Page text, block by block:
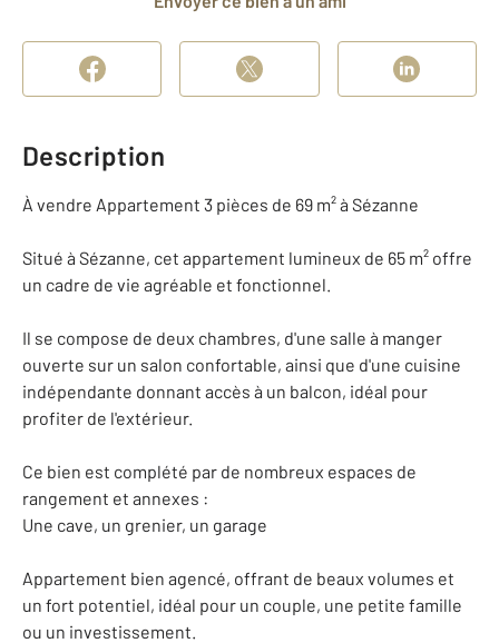
Description
À vendre Appartement 3 pièces de 69 m² à Sézanne
Situé à Sézanne, cet appartement lumineux de 65 m² offre
un cadre de vie agréable et fonctionnel.
Il se compose de deux chambres, d'une salle à manger
ouverte sur un salon confortable, ainsi que d'une cuisine
indépendante donnant accès à un balcon, idéal pour
profiter de l'extérieur.
Ce bien est complété par de nombreux espaces de
rangement et annexes :
Une cave, un grenier, un garage
Appartement bien agencé, offrant de beaux volumes et
un fort potentiel, idéal pour un couple, une petite famille
ou un investissement.